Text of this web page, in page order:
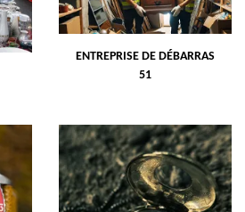
ENTREPRISE DE DÉBARRAS
51